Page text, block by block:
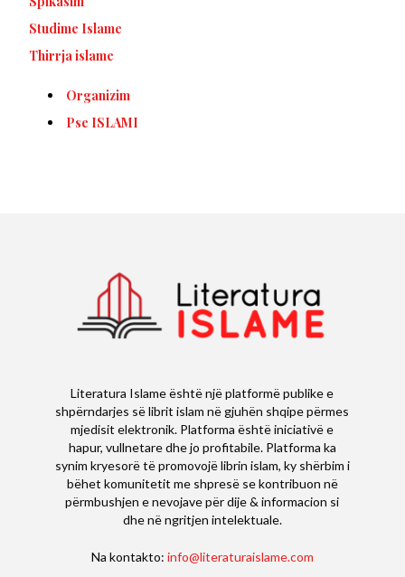
Studime Islame
Thirrja islame
Organizim
Pse ISLAMI
Literatura Islame është një platformë publike e
shpërndarjes së librit islam në gjuhën shqipe përmes
mjedisit elektronik. Platforma është iniciativë e
hapur, vullnetare dhe jo profitabile. Platforma ka
synim kryesorë të promovojë librin islam, ky shërbim i
bëhet komunitetit me shpresë se kontribuon në
përmbushjen e nevojave për dije & informacion si
dhe në ngritjen intelektuale.
Na kontakto: info@literaturaislame.com